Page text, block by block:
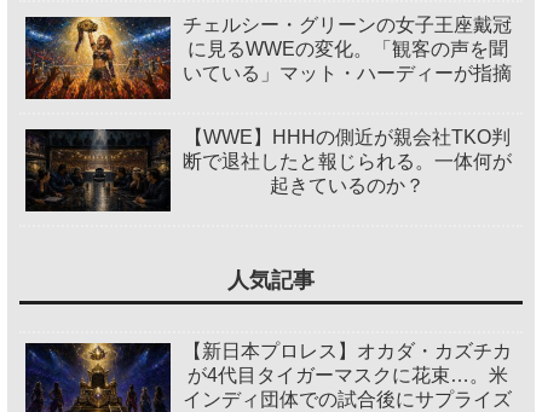
チェルシー・グリーンの女子王座戴冠
に見るWWEの変化。「観客の声を聞
いている」マット・ハーディーが指摘
【WWE】HHHの側近が親会社TKO判
断で退社したと報じられる。一体何が
起きているのか？
人気記事
【新日本プロレス】オカダ・カズチカ
が4代目タイガーマスクに花束…。米
インディ団体での試合後にサプライズ